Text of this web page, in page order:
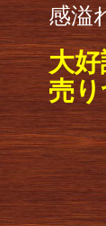
感溢
大
売